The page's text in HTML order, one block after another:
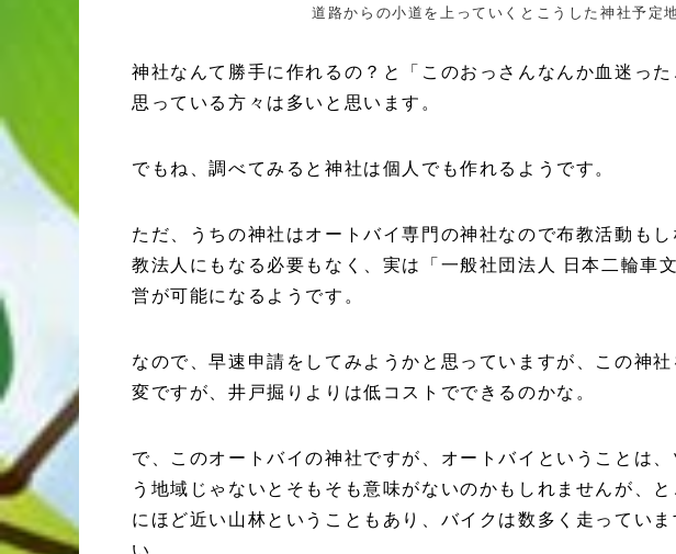
道路からの小道を上っていくとこうした神社予定
神社なんて勝手に作れるの？と「このおっさんなんか血迷っ
思っている方々は多いと思います。
でもね、調べてみると神社は個人でも作れるようです。
ただ、うちの神社はオートバイ専門の神社なので布教活動も
教法人にもなる必要もなく、実は「一般社団法人 日本二輪車
営が可能になるようです。
なので、早速申請をしてみようかと思っていますが、この神
変ですが、井戸掘りよりは低コストでできるのかな。
で、このオートバイの神社ですが、オートバイということは
う地域じゃないとそもそも意味がないのかもしれませんが、
にほど近い山林ということもあり、バイクは数多く走ってい